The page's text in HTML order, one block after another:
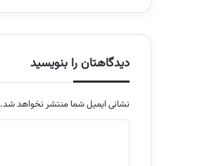
دیدگاهتان را بنویسید
نشانی ایمیل شما منتشر نخواهد شد.